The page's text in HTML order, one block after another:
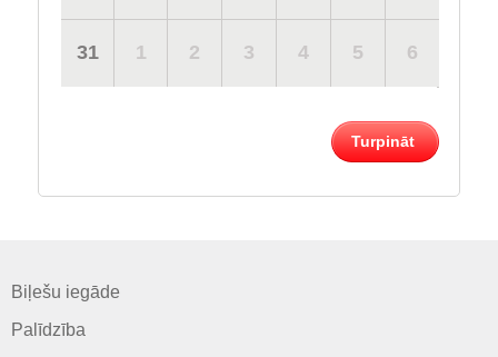
31 1 2 3 4 5 6
Turpināt
Biļešu iegāde
Palīdzība